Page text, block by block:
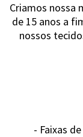
Criamos nossa
de 15 anos a
nossos
- Faixas